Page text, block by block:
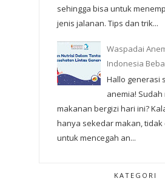
sehingga bisa untuk
jenis jalanan. Tips dan trik...
Waspadai
Indonesia
Hallo generasi
anemia! Sudah
makanan bergizi hari ini?
hanya sekedar makan, tidak
untuk mencegah an...
KATEGORI